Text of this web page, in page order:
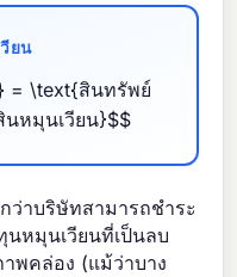
ยน
= \text{สินทรัพย์
หมุนเวียน}$$
ว่าบริษัทสามารถชำระ
นหมุนเวียนที่เป็นลบ
พคล่อง (แม้ว่าบาง